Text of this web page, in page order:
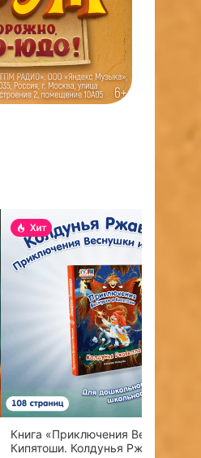
Книга «Приключения Веснушки и
Кипятоши. Колдунья Ржавелла»